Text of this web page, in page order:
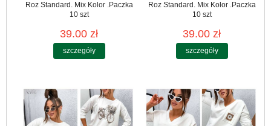
Roz Standard. Mix Kolor .Paczka
10 szt
39.00 zł
szczegóły
Roz Standard. Mix Kolor .Paczka
10 szt
39.00 zł
szczegóły